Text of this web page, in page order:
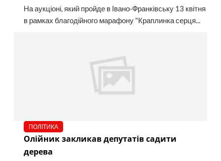
На аукціоні, який пройде в Івано-Франківську 13 квітня
в рамках благодійного марафону "Краплинка серця...
ПОЛІТИКА
Олійник закликав депутатів садити
дерева